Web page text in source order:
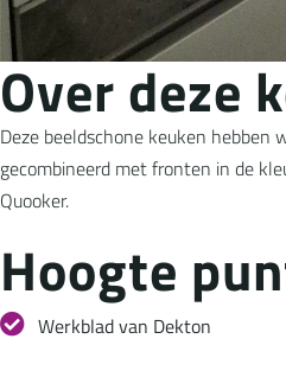
Overdeze k
Deze beeldschone keuken
gecombineerd met fronten in de
Quooker.
Hoogte pun
Werkblad van Dekton